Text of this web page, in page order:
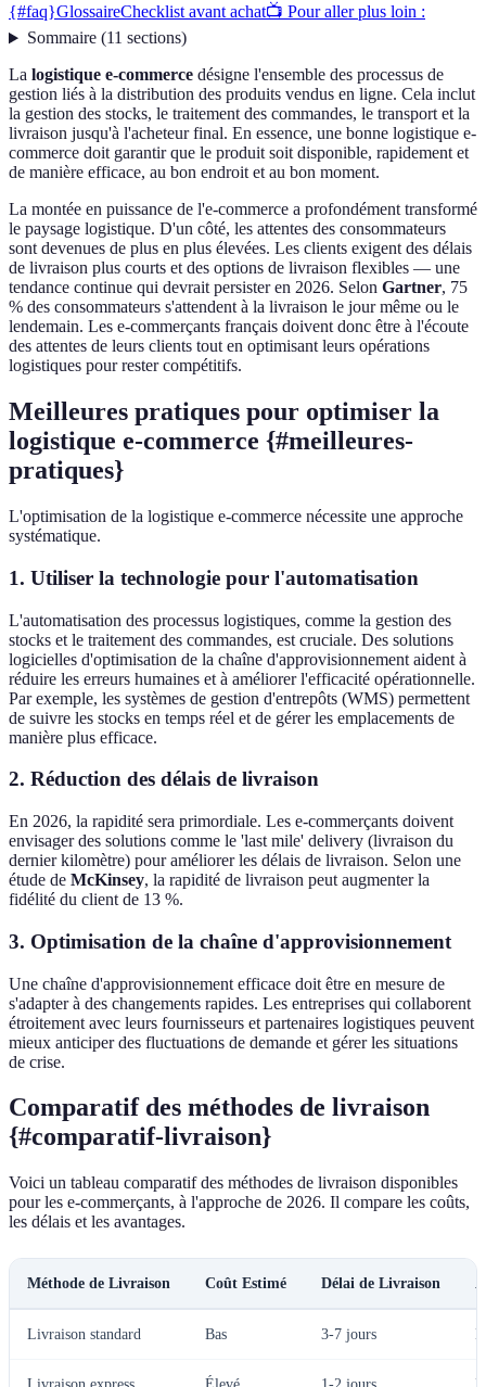
{#faq}GlossaireChecklist avant achat📺 Pour aller plus loin :
Sommaire(11 sections)
La logistique e-commerce désigne l'ensemble des processus de
gestion liés à la distribution des produits vendus en ligne. Cela inclut
la gestion des stocks, le traitement des commandes, le transport et la
livraison jusqu'à l'acheteur final. En essence, une bonne logistique e-
commerce doit garantir que le produit soit disponible, rapidement et
de manière efficace, au bon endroit et au bon moment.
La montée en puissance de l'e-commerce a profondément transformé
le paysage logistique. D'un côté, les attentes des consommateurs
sont devenues de plus en plus élevées. Les clients exigent des délais
de livraison plus courts et des options de livraison flexibles — une
tendance continue qui devrait persister en 2026. Selon Gartner, 75
% des consommateurs s'attendent à la livraison le jour même ou le
lendemain. Les e-commerçants français doivent donc être à l'écoute
des attentes de leurs clients tout en optimisant leurs opérations
logistiques pour rester compétitifs.
Meilleures pratiques pour optimiser la
logistique e-commerce {#meilleures-
pratiques}
L'optimisation de la logistique e-commerce nécessite une approche
systématique.
1. Utiliser la technologie pour l'automatisation
L'automatisation des processus logistiques, comme la gestion des
stocks et le traitement des commandes, est cruciale. Des solutions
logicielles d'optimisation de la chaîne d'approvisionnement aident à
réduire les erreurs humaines et à améliorer l'efficacité opérationnelle.
Par exemple, les systèmes de gestion d'entrepôts (WMS) permettent
de suivre les stocks en temps réel et de gérer les emplacements de
manière plus efficace.
2. Réduction des délais de livraison
En 2026, la rapidité sera primordiale. Les e-commerçants doivent
envisager des solutions comme le 'last mile' delivery (livraison du
dernier kilomètre) pour améliorer les délais de livraison. Selon une
étude de McKinsey, la rapidité de livraison peut augmenter la
fidélité du client de 13 %.
3. Optimisation de la chaîne d'approvisionnement
Une chaîne d'approvisionnement efficace doit être en mesure de
s'adapter à des changements rapides. Les entreprises qui collaborent
étroitement avec leurs fournisseurs et partenaires logistiques peuvent
mieux anticiper des fluctuations de demande et gérer les situations
de crise.
Comparatif des méthodes de livraison
{#comparatif-livraison}
Voici un tableau comparatif des méthodes de livraison disponibles
pour les e-commerçants, à l'approche de 2026. Il compare les coûts,
les délais et les avantages.
Méthode de Livraison Coût Estimé Délai de Livraison
Livraison standard Bas 3-7 jours